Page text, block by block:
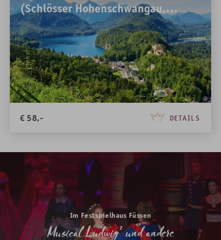
(Schlösser Hohenschwangau,
Neuschwanstein und Museum der
Bayerischen Könige)
€ 58,- DETAILS
Im Festspielhaus Füssen
Musical Ludwig² und andere